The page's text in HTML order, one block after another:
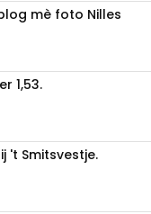
mè foto Nilles
1,53.
't Smitsvestje.